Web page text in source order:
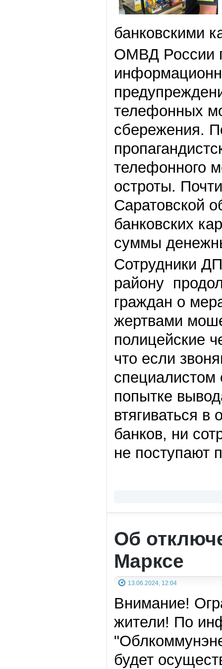
банковскими
ОМВД России
телефонных
сбережения.
телефонного
остроты.
Саратовской
банковских
суммы
Сотрудники
району
граждан о
жертвами
полицейские
что если
специалистом
попытке
втягиваться
банков, ни
не
Об
Марксе
13.06.2024, 12:04
Внимание!
жители! По
будет